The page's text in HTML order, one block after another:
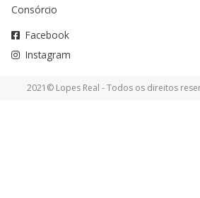
Consórcio
Facebook
Instagram
2021© Lopes Real - Todos os direitos